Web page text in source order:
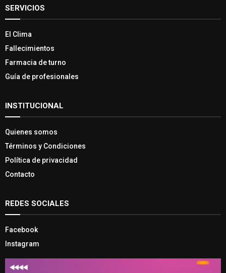
SERVICIOS
El Clima
Fallecimientos
Farmacia de turno
Guía de profesionales
INSTITUCIONAL
Quienes somos
Términos y Condiciones
Política de privacidad
Contacto
REDES SOCIALES
Facebook
Instagram